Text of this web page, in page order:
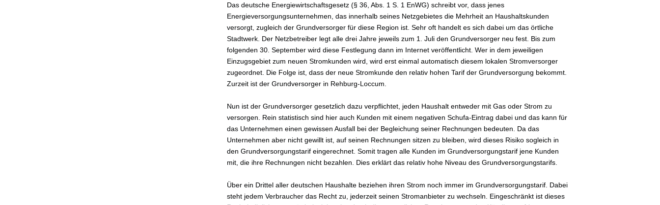
Das deutsche Energiewirtschaftsgesetz (§ 36, Abs. 1 S. 1 EnWG) schreibt vor, dass jenes
Energieversorgungsunternehmen, das innerhalb seines Netzgebietes die Mehrheit an Haushaltskunden
versorgt, zugleich der Grundversorger für diese Region ist. Sehr oft handelt es sich dabei um das örtliche
Stadtwerk. Der Netzbetreiber legt alle drei Jahre jeweils zum 1. Juli den Grundversorger neu fest. Bis zum
folgenden 30. September wird diese Festlegung dann im Internet veröffentlicht. Wer in dem jeweiligen
Einzugsgebiet zum neuen Stromkunden wird, wird erst einmal automatisch diesem lokalen Stromversorger
zugeordnet. Die Folge ist, dass der neue Stromkunde den relativ hohen Tarif der Grundversorgung bekommt.
Zurzeit ist der Grundversorger in Rehburg-Loccum.
Nun ist der Grundversorger gesetzlich dazu verpflichtet, jeden Haushalt entweder mit Gas oder Strom zu
versorgen. Rein statistisch sind hier auch Kunden mit einem negativen Schufa-Eintrag dabei und das kann für
das Unternehmen einen gewissen Ausfall bei der Begleichung seiner Rechnungen bedeuten. Da das
Unternehmen aber nicht gewillt ist, auf seinen Rechnungen sitzen zu bleiben, wird dieses Risiko sogleich in
den Grundversorgungstarif eingerechnet. Somit tragen alle Kunden im Grundversorgungstarif jene Kunden
mit, die ihre Rechnungen nicht bezahlen. Dies erklärt das relativ hohe Niveau des Grundversorgungstarifs.
Über ein Drittel aller deutschen Haushalte beziehen ihren Strom noch immer im Grundversorgungstarif. Dabei
steht jedem Verbraucher das Recht zu, jederzeit seinen Stromanbieter zu wechseln. Eingeschränkt ist dieses